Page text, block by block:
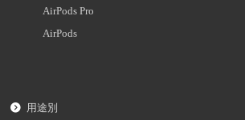
AirPods Pro
AirPods
用途別